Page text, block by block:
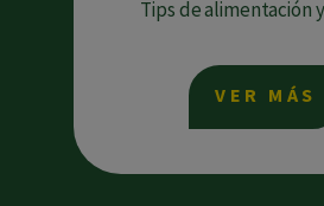
Tips de alimentación
VER MÁS